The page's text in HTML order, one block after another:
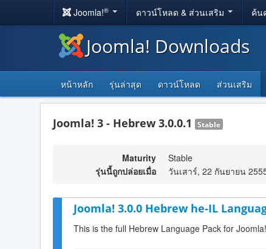
Joomla!® ดาวน์โหลด & ส่วนเสริม ค้น
Joomla! Downloads
หน้าหลัก รุ่นล่าสุด ดาวน์โหลด ส่วนเสริม
Joomla! 3 - Hebrew 3.0.0.1 Stable
Maturity
Stable
รุ่นนี้ถูกปล่อยเมื่อ
วันเสาร์, 22 กันยายน
Joomla! 3.0.0 Hebrew he-IL
This is the full Hebrew Language Pack for